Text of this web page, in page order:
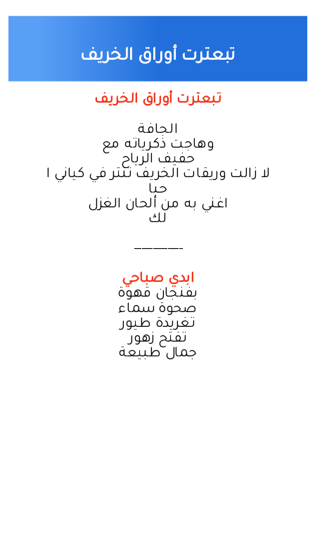
تبعترت أوراق الخريف
الجافة
وهاجت ذكرياته مع
حفيف الرياح
لا زالت وريقات الخريف ثنتر في كياني ا
حبا
اغني به من ألحان الغزل
لك
-------------
ابدي صباحي
بفنجان قهوة
صحوة سماء
تغريدة طيور
تفتح زهور
جمال طبيعة
تبعترت أوراق الخريف